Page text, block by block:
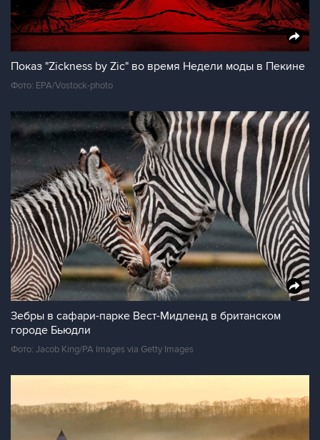
Показ "Zickness by Zic" во время Недели моды в Пекине
Фото: EPA/Vostock-photo
Зебры в сафари-парке Вест-Мидленд в британском
городе Бьюдли
Фото: Jacob King/PA Images via Getty Images